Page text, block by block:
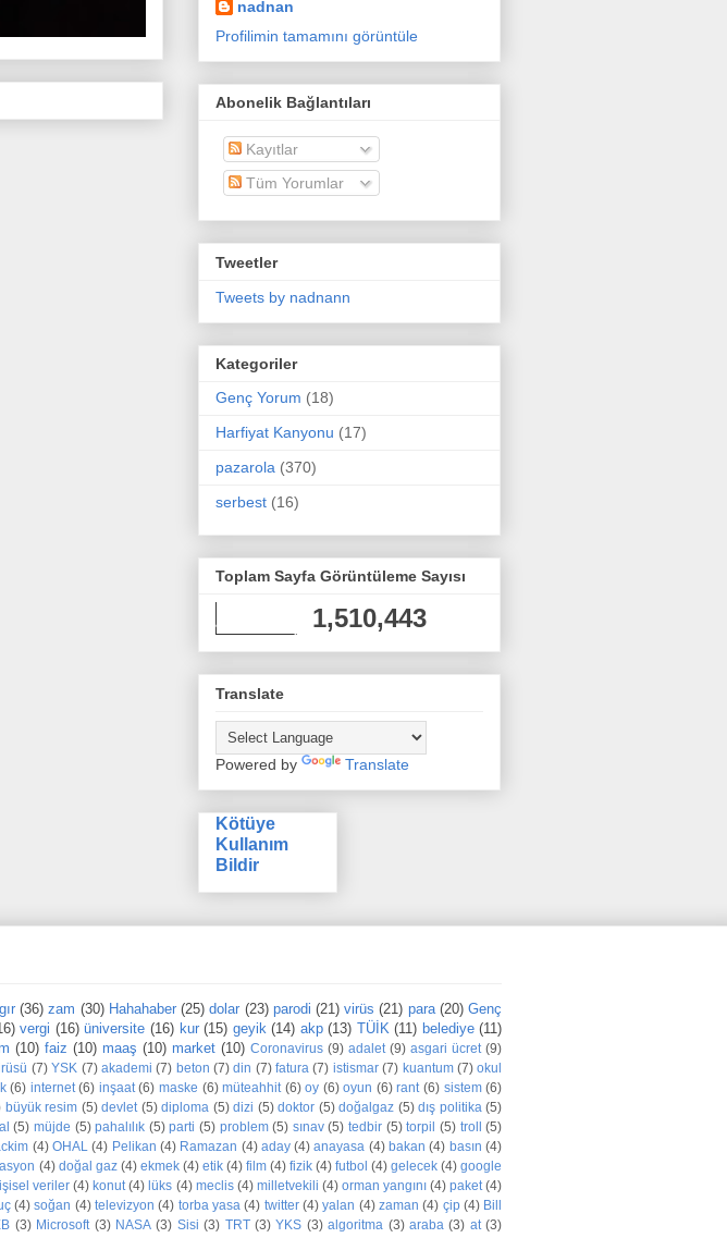
nadnan
Profilimin tamamını görüntüle
Abonelik Bağlantıları
Kayıtlar
Tüm Yorumlar
Tweetler
Tweets by nadnann
Kategoriler
Genç Yorum (18)
Harfiyat Kanyonu (17)
pazarola (370)
serbest (16)
Toplam Sayfa Görüntüleme Sayısı
1,510,443
Translate
Powered by Translate
Kötüye
Kullanım
Bildir
(36) zam (30) Hahahaber (25) dolar (23) parodi (21) virüs (21) para (20) Genç
vergi (16) üniversite (16) kur (15) geyik (14) akp (13) TÜİK (11) belediye (11)
(10) faiz (10) maaş (10) market (10) Coronavirus (9) adalet (9) asgari ücret (9)
(7) YSK (7) akademi (7) beton (7) din (7) fatura (7) istismar (7) kuantum (7) okul
(6) internet (6) inşaat (6) maske (6) müteahhit (6) oy (6) oyun (6) rant (6) sistem (6)
büyük resim (5) devlet (5) diploma (5) dizi (5) doktor (5) doğalgaz (5) dış politika (5)
(5) müjde (5) pahalılık (5) parti (5) problem (5) sınav (5) tedbir (5) torpil (5) troll
(5)
(4) OHAL (4) Pelikan (4) Ramazan (4) aday (4) anayasa (4) bakan (4) basın (4)
(4) doğal gaz (4) ekmek (4) etik (4) film (4) fizik (4) futbol (4) gelecek (4) google
veriler (4) konut (4) lüks (4) meclis (4) milletvekili (4) orman yangını (4) paket (4)
(4) soğan (4) televizyon (4) torba yasa (4) twitter (4) yalan (4) zaman (4) çip (4) Bill
(3) Microsoft (3) NASA (3) Sisi (3) TRT (3) YKS (3) algoritma (3) araba (3) at (3)